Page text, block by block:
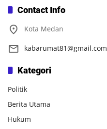
Contact Info
Kota Medan
kabarumat81@gmail.com
Kategori
Politik
Berita Utama
Hukum